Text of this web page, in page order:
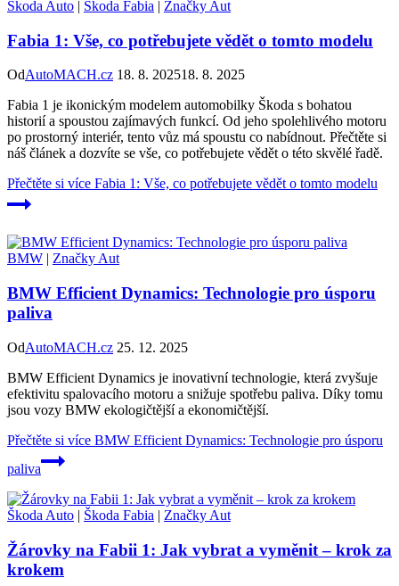
Škoda Auto | Škoda Fabia | Značky Aut
Fabia 1: Vše, co potřebujete vědět o tomto modelu
OdAutoMACH.cz 18. 8. 202518. 8. 2025
Fabia 1 je ikonickým modelem automobilky Škoda s bohatou
historií a spoustou zajímavých funkcí. Od jeho spolehlivého motoru
po prostorný interiér, tento vůz má spoustu co nabídnout. Přečtěte si
náš článek a dozvíte se vše, co potřebujete vědět o této skvělé řadě.
Přečtěte si více Fabia 1: Vše, co potřebujete vědět o tomto modelu
BMW | Značky Aut
BMW Efficient Dynamics: Technologie pro úsporu
paliva
OdAutoMACH.cz 25. 12. 2025
BMW Efficient Dynamics je inovativní technologie, která zvyšuje
efektivitu spalovacího motoru a snižuje spotřebu paliva. Díky tomu
jsou vozy BMW ekologičtější a ekonomičtější.
Přečtěte si více BMW Efficient Dynamics: Technologie pro úsporu
paliva
Škoda Auto | Škoda Fabia | Značky Aut
Žárovky na Fabii 1: Jak vybrat a vyměnit – krok za
krokem